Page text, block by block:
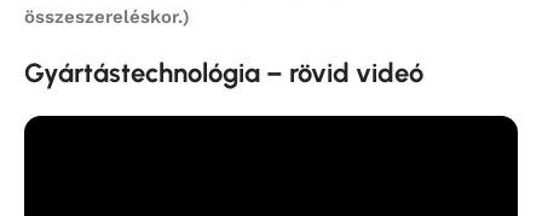
összeszereléskor.)
Gyártástechnológia – rövid videó